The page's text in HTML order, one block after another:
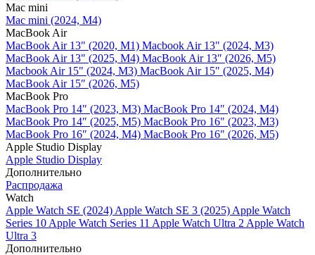
Mac mini
Mac mini (2024, M4)
MacBook Air
MacBook Air 13" (2020, M1) Macbook Air 13" (2024, M3)
MacBook Air 13" (2025, M4) MacBook Air 13″ (2026, M5)
Macbook Air 15" (2024, M3) MacBook Air 15" (2025, M4)
MacBook Air 15″ (2026, M5)
MacBook Pro
MacBook Pro 14" (2023, M3) MacBook Pro 14″ (2024, M4)
MacBook Pro 14″ (2025, M5) MacBook Pro 16" (2023, M3)
MacBook Pro 16″ (2024, M4) MacBook Pro 16" (2026, M5)
Apple Studio Display
Apple Studio Display
Дополнительно
Распродажа
Watch
Apple Watch SE (2024) Apple Watch SE 3 (2025) Apple Watch
Series 10 Apple Watch Series 11 Apple Watch Ultra 2 Apple Watch
Ultra 3
Дополнительно